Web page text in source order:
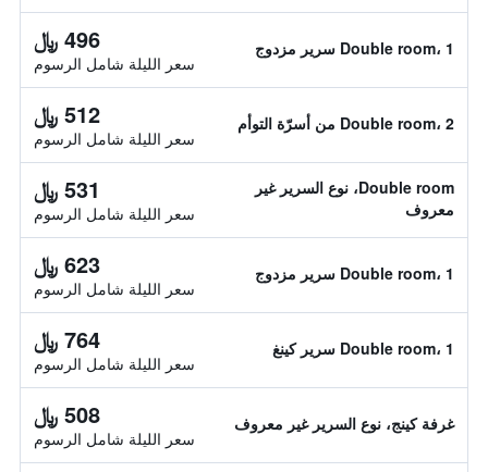
Double room، 1 سرير مزدوج 496 ﷼
سعر الليلة شامل الرسوم
Double room، 2 من أسرّة التوأم 512 ﷼
سعر الليلة شامل الرسوم
Double room، نوع السرير غير
معروف
531 ﷼
سعر الليلة شامل الرسوم
Double room، 1 سرير مزدوج 623 ﷼
سعر الليلة شامل الرسوم
Double room، 1 سرير كينغ 764 ﷼
سعر الليلة شامل الرسوم
غرفة كينج، نوع السرير غير معروف 508 ﷼
سعر الليلة شامل الرسوم